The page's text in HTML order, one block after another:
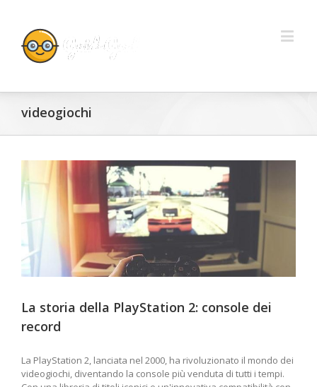
videogiochi
La storia della PlayStation 2: console dei
record
La PlayStation 2, lanciata nel 2000, ha rivoluzionato il mondo dei
videogiochi, diventando la console più venduta di tutti i tempi.